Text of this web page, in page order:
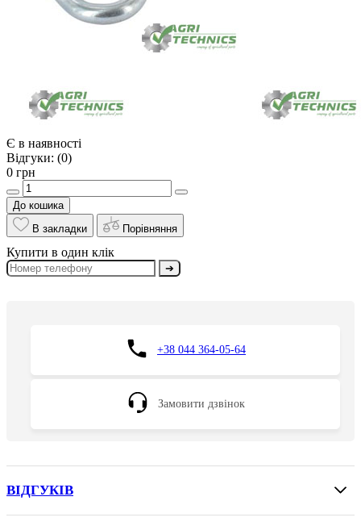
Є в наявності
Відгуки: (0)
0 грн
До кошика
В закладки
Порівняння
Купити в один клік
➔
+38 044 364-05-64
Замовити дзвінок
ВІДГУКІВ